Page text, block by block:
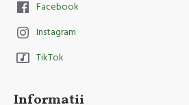
Facebook
Instagram
TikTok
Informatii